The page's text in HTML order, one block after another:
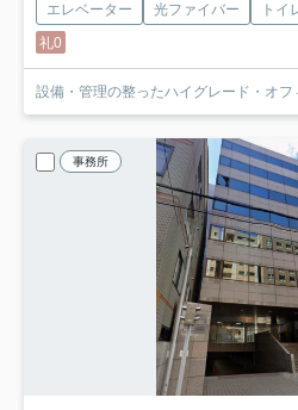
エレベーター 光ファイバー
トイ
礼0
設備・管理の整ったハイグレード・オ
事務所